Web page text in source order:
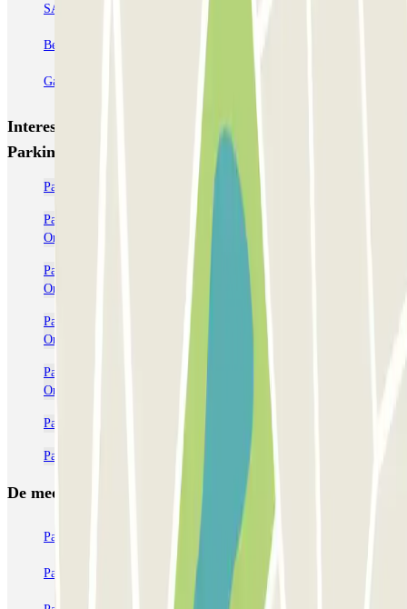
SAEMES Goutte d'Or - Gare du Nord
Bercy - Arena - Gare de Lyon Pullman Tour Eiffel
Garage d'Abbeville - Gare du Nord
Interessante plaatsen en evenementen dichtbij Quick
Parking Orly
Parkeren Parijs-Orly (Airport) | Parclick
Parkeerplaatsen dichtbij Terminal 4 bij het vliegveld van Parijs-
Orly (ORY)
Parkeerplaatsen dichtbij Terminal 1 bij het vliegveld van Parijs-
Orly (ORY)
Parkeerplaatsen dichtbij Terminal 3 bij het vliegveld van Parijs-
Orly (ORY)
Parkeerplaatsen dichtbij Terminal 2 bij het vliegveld van Parijs-
Orly (ORY)
Parkeren bij de Porte d'Italie
Parkeergarages in de buurt van Stade Charléty
De meest geboekte parkings
Parkeren in Parijs Parkeren in Venetië
Parkeren in Station Venetië Mestre Parkeren in Rome